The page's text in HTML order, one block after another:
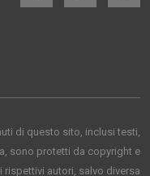
di questo sito, inclusi testi,
sono protetti da copyright e
autori, salvo diversa